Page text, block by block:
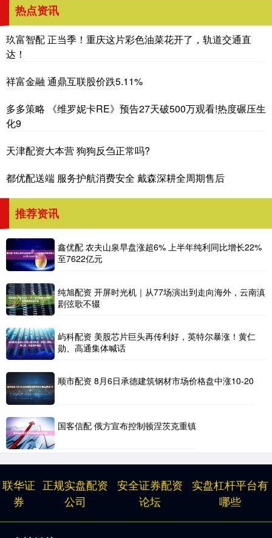
热点资讯
玖富智配 正当季！重庆这片彩色油菜花开了，轨道交通直
达！
祥富金融 通鼎互联股价跌5.11%
多多策略 《维罗妮卡RE》预告27天破500万观看!热度碾压生
化9
天津配资大本营 狗狗反刍正常吗?
都优配送端 服务护航消费安全 戴森深耕全周期售后
推荐资讯
鑫优配 农夫山泉早盘涨超6% 上半年纯利同比增长22%
至7622亿元
纯旭配资 开屏时光机｜从77场演出到走向海外，云南滇
剧弦歌不辍
屿科配资 美股芯片巨头再传利好，英特尔暴涨！黄仁
勋、高通集体喊话
顺市配资 8月6日承德建筑钢材市场价格盘中涨10-20
国客信配 俄方宣布控制顿涅茨克重镇
联华证
券
正规实盘配资
公司
安全证券配资
论坛
实盘杠杆平台有
哪些